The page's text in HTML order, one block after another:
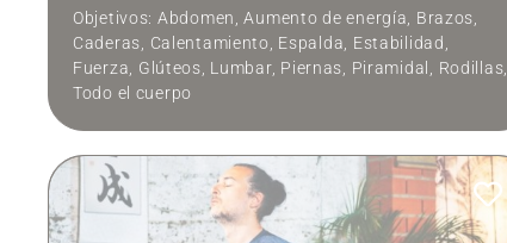
Objetivos: Abdomen,Aumento de energía, Brazos,
Caderas, Calentamiento, Espalda, Estabilidad,
Fuerza, Glúteos, Lumbar, Piernas, Piramidal , Rodillas,
Todo el cuerpo